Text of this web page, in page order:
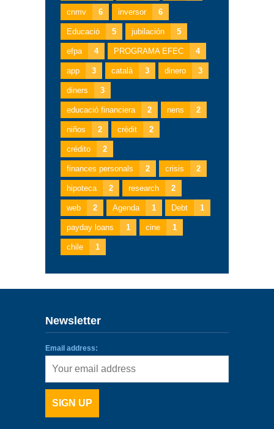
cnmv 6 inversor 6
Educació 5 jubilación 5
efpa 4 PROGRAMA EFEC 4
app 3 català 3 dinero 3
diners 3
educació financiera 2 nens 2
niños 2 crèdit 2
crédito 2
finances personals 2 crisis 2
hipoteca 2 research 2
web 2 Agenda 1 Debt 1
payday loans 1 cine 1
chile 1
Newsletter
Email address: